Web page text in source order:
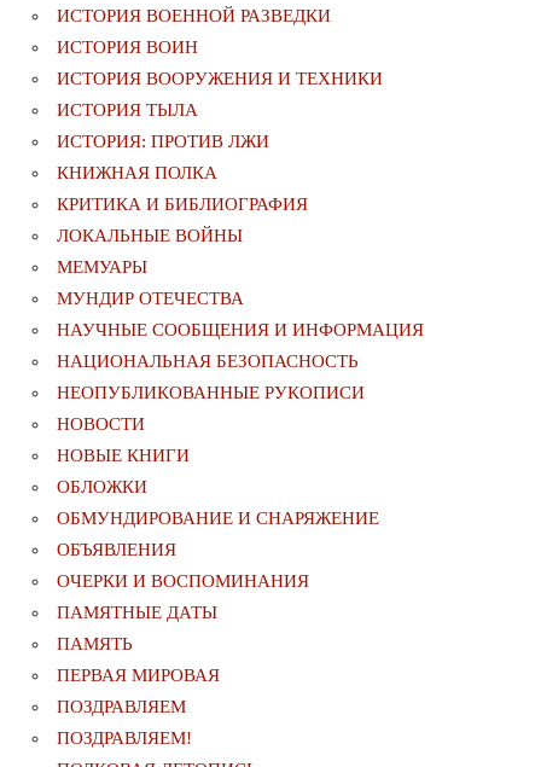
ИСТОРИЯ ВОЕННОЙ РАЗВЕДКИ
ИСТОРИЯ ВОИН
ИСТОРИЯ ВООРУЖЕНИЯ И ТЕХНИКИ
ИСТОРИЯ ТЫЛА
ИСТОРИЯ: ПРОТИВ ЛЖИ
КНИЖНАЯ ПОЛКА
КРИТИКА И БИБЛИОГРАФИЯ
ЛОКАЛЬНЫЕ ВОЙНЫ
МЕМУАРЫ
МУНДИР ОТЕЧЕСТВА
НАУЧНЫЕ СООБЩЕНИЯ И ИНФОРМАЦИЯ
НАЦИОНАЛЬНАЯ БЕЗОПАСНОСТЬ
НЕОПУБЛИКОВАННЫЕ РУКОПИСИ
НОВОСТИ
НОВЫЕ КНИГИ
ОБЛОЖКИ
ОБМУНДИРОВАНИЕ И СНАРЯЖЕНИЕ
ОБЪЯВЛЕНИЯ
ОЧЕРКИ И ВОСПОМИНАНИЯ
ПАМЯТНЫЕ ДАТЫ
ПАМЯТЬ
ПЕРВАЯ МИРОВАЯ
ПОЗДРАВЛЯЕМ
ПОЗДРАВЛЯЕМ!